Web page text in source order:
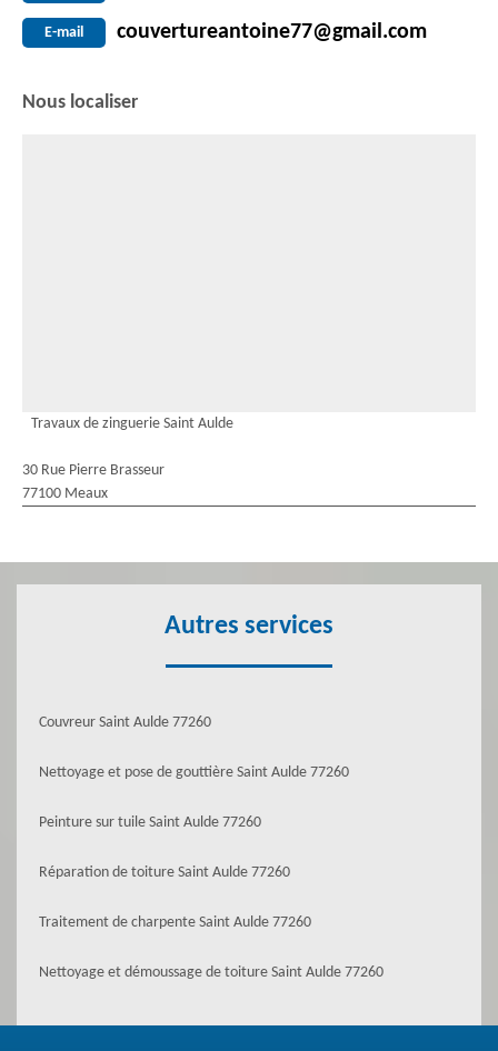
E-mail couvertureantoine77@gmail.com
Nous localiser
Travaux de zinguerie Saint Aulde
30 Rue Pierre Brasseur
77100 Meaux
Autres services
Couvreur Saint Aulde 77260
Nettoyage et pose de gouttière Saint Aulde 77260
Peinture sur tuile Saint Aulde 77260
Réparation de toiture Saint Aulde 77260
Traitement de charpente Saint Aulde 77260
Nettoyage et démoussage de toiture Saint Aulde 77260